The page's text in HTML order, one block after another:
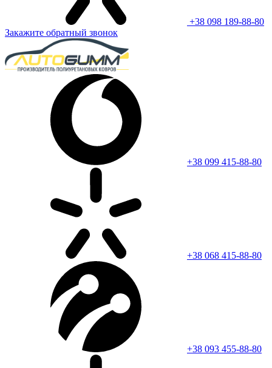
+38 098 189-88-80
Закажите обратный звонок
+38 099 415-88-80
+38 068 415-88-80
+38 093 455-88-80